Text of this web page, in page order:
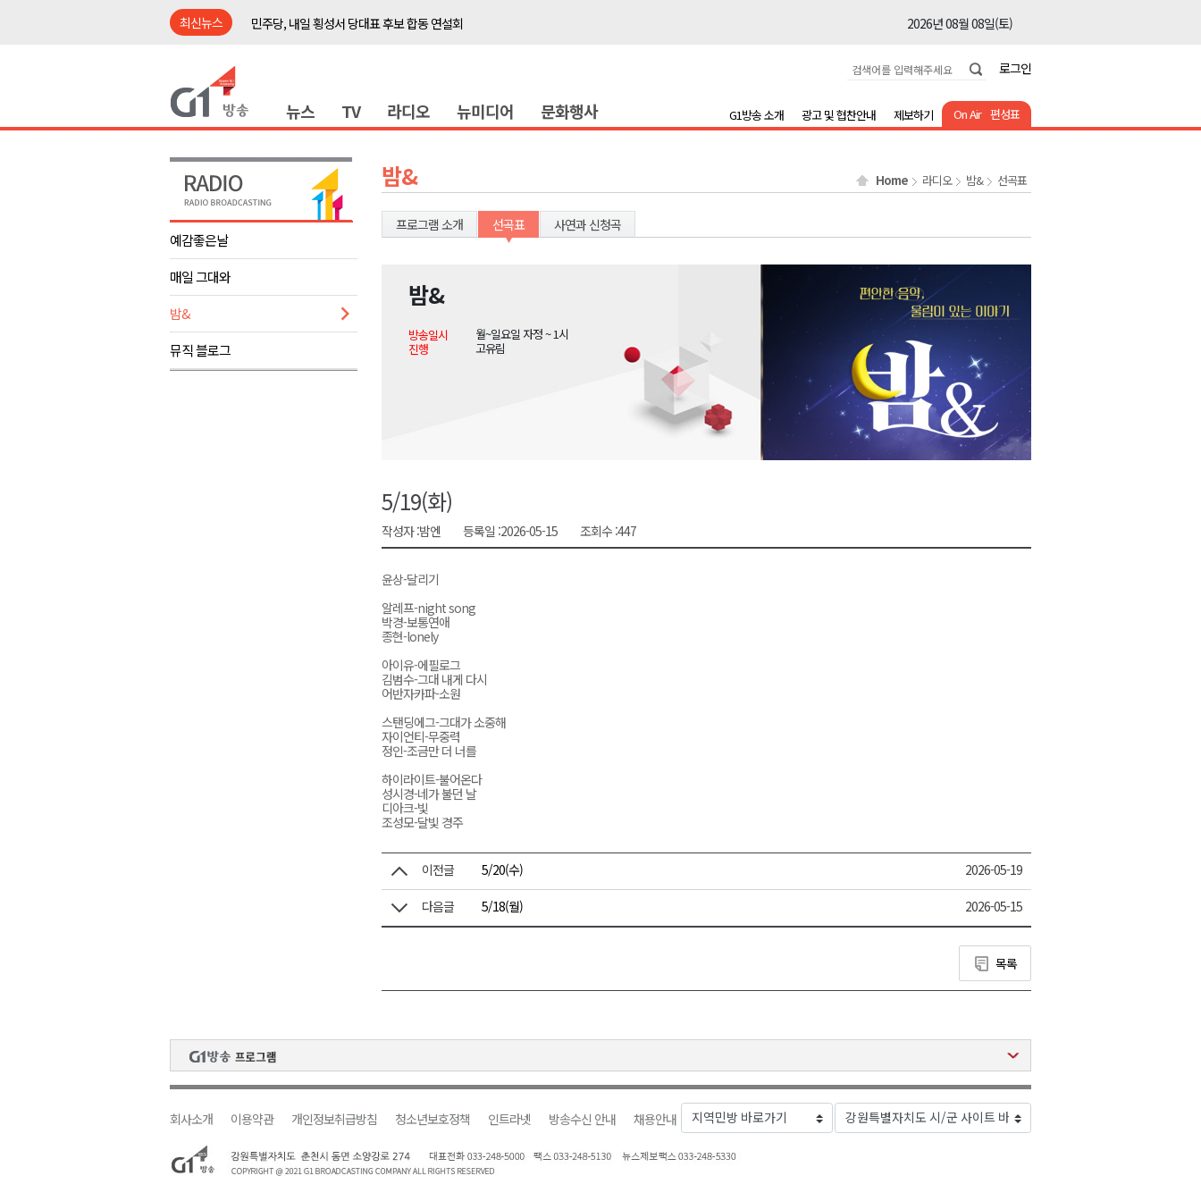
최신뉴스
민주당, 내일 횡성서 당대표 후보 합동 연설회
2026년 08월 08일(토)
2026년 08월 08일(토)
춘천시립 '장애아동전담어린이집' 개원
2026년 08월 08일(토)
양양군, 21일까지 '초등학생 틈새 돌봄' 시행
강원개발공사, 공기업 평가 2년 연속 '다'등급
2026년 08월 08일(토)
도-시군 첫 간담회..우상호 "하나된 공동체"
2026년 08월 08일(토)
민주당, 내일 횡성서 당대표 후보 합동 연설회
2026년 08월 08일(토)
철원 백마고지역~월정리역 경원선 복원 재개
2026년 08월 08일(토)
어젯밤 원주 아파트 정전..천 백여세대 불편
2026년 08월 08일(토)
2026년 08월 08일(토)
2026년 08월 08일(토)
2026년 08월 08일(토)
도-시군 첫 간담회..우상호 "하나된 공동체"
이 대통령, 사북·납북귀환어부 국가폭력 사과
로그인
뉴스 TV 라디오 뉴미디어 문화행사 On Air 편성표
G1방송 소개 광고 및 협찬안내 제보하기
예감좋은날
매일 그대와
밤&
뮤직 블로그
밤& Home 라디오 밤& 선곡표
프로그램 소개 선곡표 사연과 신청곡
밤&
방송일시
월~일요일 자정 ~ 1시
진행
고유림
5/19(화)
작성자 :밤엔 등록일 :2026-05-15 조회수 :447
윤상-달리기
알레프-night song
박경-보통연애
종현-lonely
아이유-에필로그
김범수-그대 내게 다시
어반자카파-소원
스탠딩에그-그대가 소중해
자이언티-무중력
정인-조금만 더 너를
하이라이트-불어온다
성시경-네가 불던 날
디아크-빛
조성모-달빛 경주
이전글 5/20(수) 2026-05-19
다음글 5/18(월) 2026-05-15
목록
회사소개 이용약관 개인정보취급방침 청소년보호정책 인트라넷 방송수신 안내 채용안내